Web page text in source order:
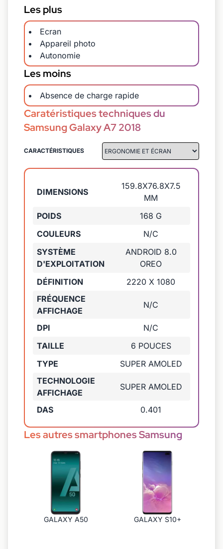
Les plus
Ecran
Appareil photo
Autonomie
Les moins
Absence de charge rapide
Caratéristiques techniques du
Samsung Galaxy A7 2018
CARACTÉRISTIQUES
DIMENSIONS
159.8X76.8X7.5
MM
POIDS
168 G
COULEURS
N/C
SYSTÈME
D'EXPLOITATION
ANDROID 8.0
OREO
DÉFINITION
2220 X 1080
FRÉQUENCE
AFFICHAGE
N/C
DPI
N/C
TAILLE
6 POUCES
TYPE
SUPER AMOLED
TECHNOLOGIE
AFFICHAGE
SUPER AMOLED
DAS 0.401
Les autres smartphones Samsung
GALAXY A50 GALAXY S10+